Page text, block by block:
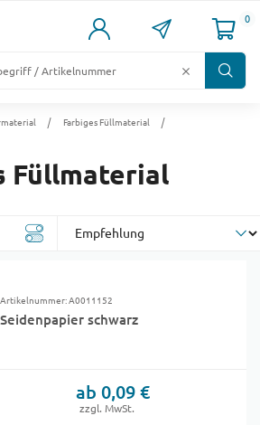
0
Farbiges Füllmaterial
Füllmaterial
Artikelnummer: A0011152
Seidenpapier schwarz
ab 0,09 €
zzgl. MwSt.